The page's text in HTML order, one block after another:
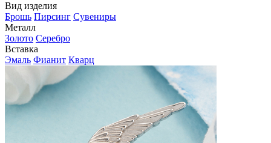
Вид изделия
Брошь Пирсинг Сувениры
Металл
Золото Серебро
Вставка
Эмаль Фианит Кварц